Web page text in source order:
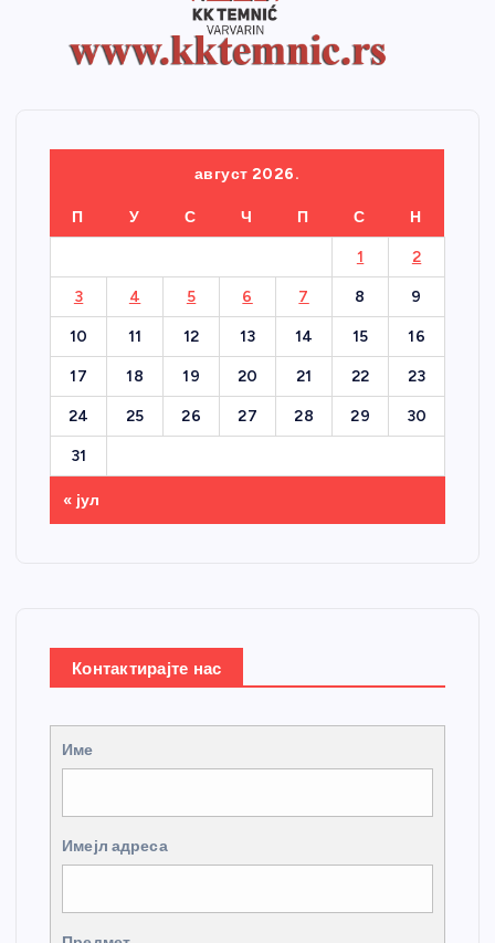
август 2026.
П У С Ч П С Н
1 2
3 4 5 6 7 8 9
10 11 12 13 14 15 16
17 18 19 20 21 22 23
24 25 26 27 28 29 30
31
« јул
Контактирајте нас
Име
Имејл адреса